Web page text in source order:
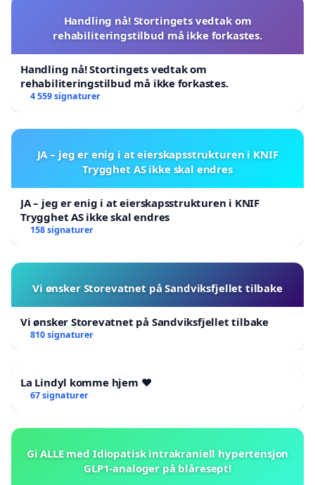
Handling nå! Stortingets vedtak om
rehabiliteringstilbud må ikke forkastes.
Handling nå! Stortingets vedtak om
rehabiliteringstilbud må ikke forkastes.
4 559 signaturer
JA – jeg er enig i at eierskapsstrukturen i KNIF
Trygghet AS ikke skal endres
JA – jeg er enig i at eierskapsstrukturen i KNIF
Trygghet AS ikke skal endres
158 signaturer
Vi ønsker Storevatnet på Sandviksfjellet tilbake
Vi ønsker Storevatnet på Sandviksfjellet tilbake
810 signaturer
La Lindyl komme hjem ❤️
67 signaturer
Gi ALLE med Idiopatisk intrakraniell hypertensjon
GLP1-analoger på blåresept!